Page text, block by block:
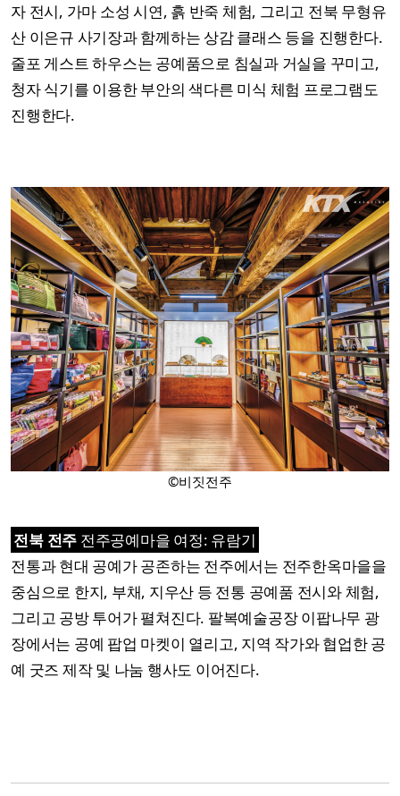
자 전시, 가마 소성 시연, 흙 반죽 체험, 그리고 전북 무형유
산 이은규 사기장과 함께하는 상감 클래스 등을 진행한다.
줄포 게스트 하우스는 공예품으로 침실과 거실을 꾸미고,
청자 식기를 이용한 부안의 색다른 미식 체험 프로그램도
진행한다.
©비짓전주
전북 전주 전주공예마을 여정: 유람기
전통과 현대 공예가 공존하는 전주에서는 전주한옥마을을
중심으로 한지, 부채, 지우산 등 전통 공예품 전시와 체험,
그리고 공방 투어가 펼쳐진다. 팔복예술공장 이팝나무 광
장에서는 공예 팝업 마켓이 열리고, 지역 작가와 협업한 공
예 굿즈 제작 및 나눔 행사도 이어진다.